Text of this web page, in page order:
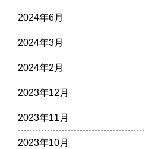
2024年6月
2024年3月
2024年2月
2023年12月
2023年11月
2023年10月